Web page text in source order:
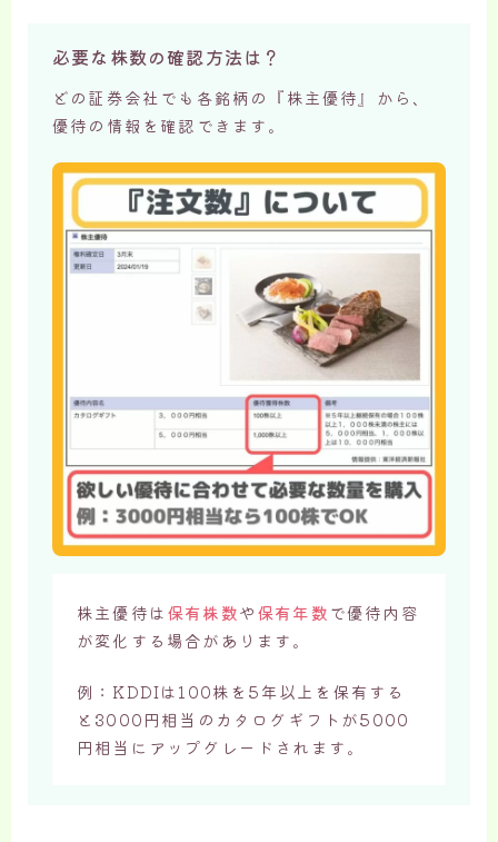
必要な株数の確認方法は？
どの証券会社でも各銘柄の『株主優待』から、
優待の情報を確認できます。
株主優待は保有株数や保有年数で優待内容
が変化する場合があります。
例：KDDIは100株を5年以上を保有する
と3000円相当のカタログギフトが5000
円相当にアップグレードされます。